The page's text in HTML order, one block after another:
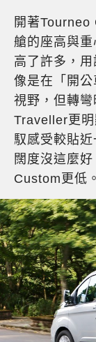
開著Tourneo
艙的座高與
高了許多，
像是在「開
視野，但轉
Traveller更
馭感受較貼
闊度沒這麼
Custom更低。